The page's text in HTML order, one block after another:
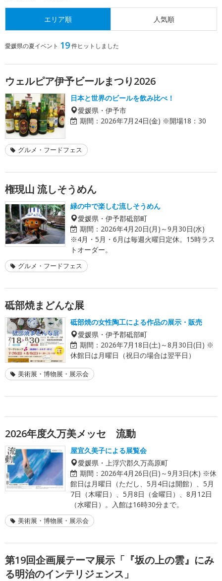
エリア順 人気順
愛媛県の夏イベント 19件ヒットしました
ウェルピア伊予ビールまつり2026
日本と世界のビールを飲み比べ！
愛媛県・伊予市
期間： 2026年7月24日(金) ※開場18：30
グルメ・フードフェス
権現山 流しそうめん
緑の中で楽しむ流しそうめん
愛媛県・伊予郡砥部町
期間： 2026年4月20日(月)～9月30日(水)
※4月・5月・6月は毎週火曜日定休。15時ラス
トオーダー。
グルメ・フードフェス
砥部焼まどんな展
砥部焼の女性陶工による作品の展示・販売
愛媛県・伊予郡砥部町
期間： 2026年7月18日(土)～8月30日(日) ※
休館日は月曜日（祝日の場合は翌平日）
美術展・博物展・展示会
2026年度久万美メッセ 流動
屋宜久美子による展覧会
愛媛県・上浮穴郡久万高原町
期間： 2026年4月26日(日)～9月3日(木) ※休
館日は月曜日（ただし、5月4日は開館）、5月
7日（木曜日）、5月8日（金曜日）、8月12日
（水曜日）。入館は16時30分まで。
美術展・博物展・展示会
第19回企画展テーマ展示「『坂の上の雲』にみ
る明治のインテリジェンス」